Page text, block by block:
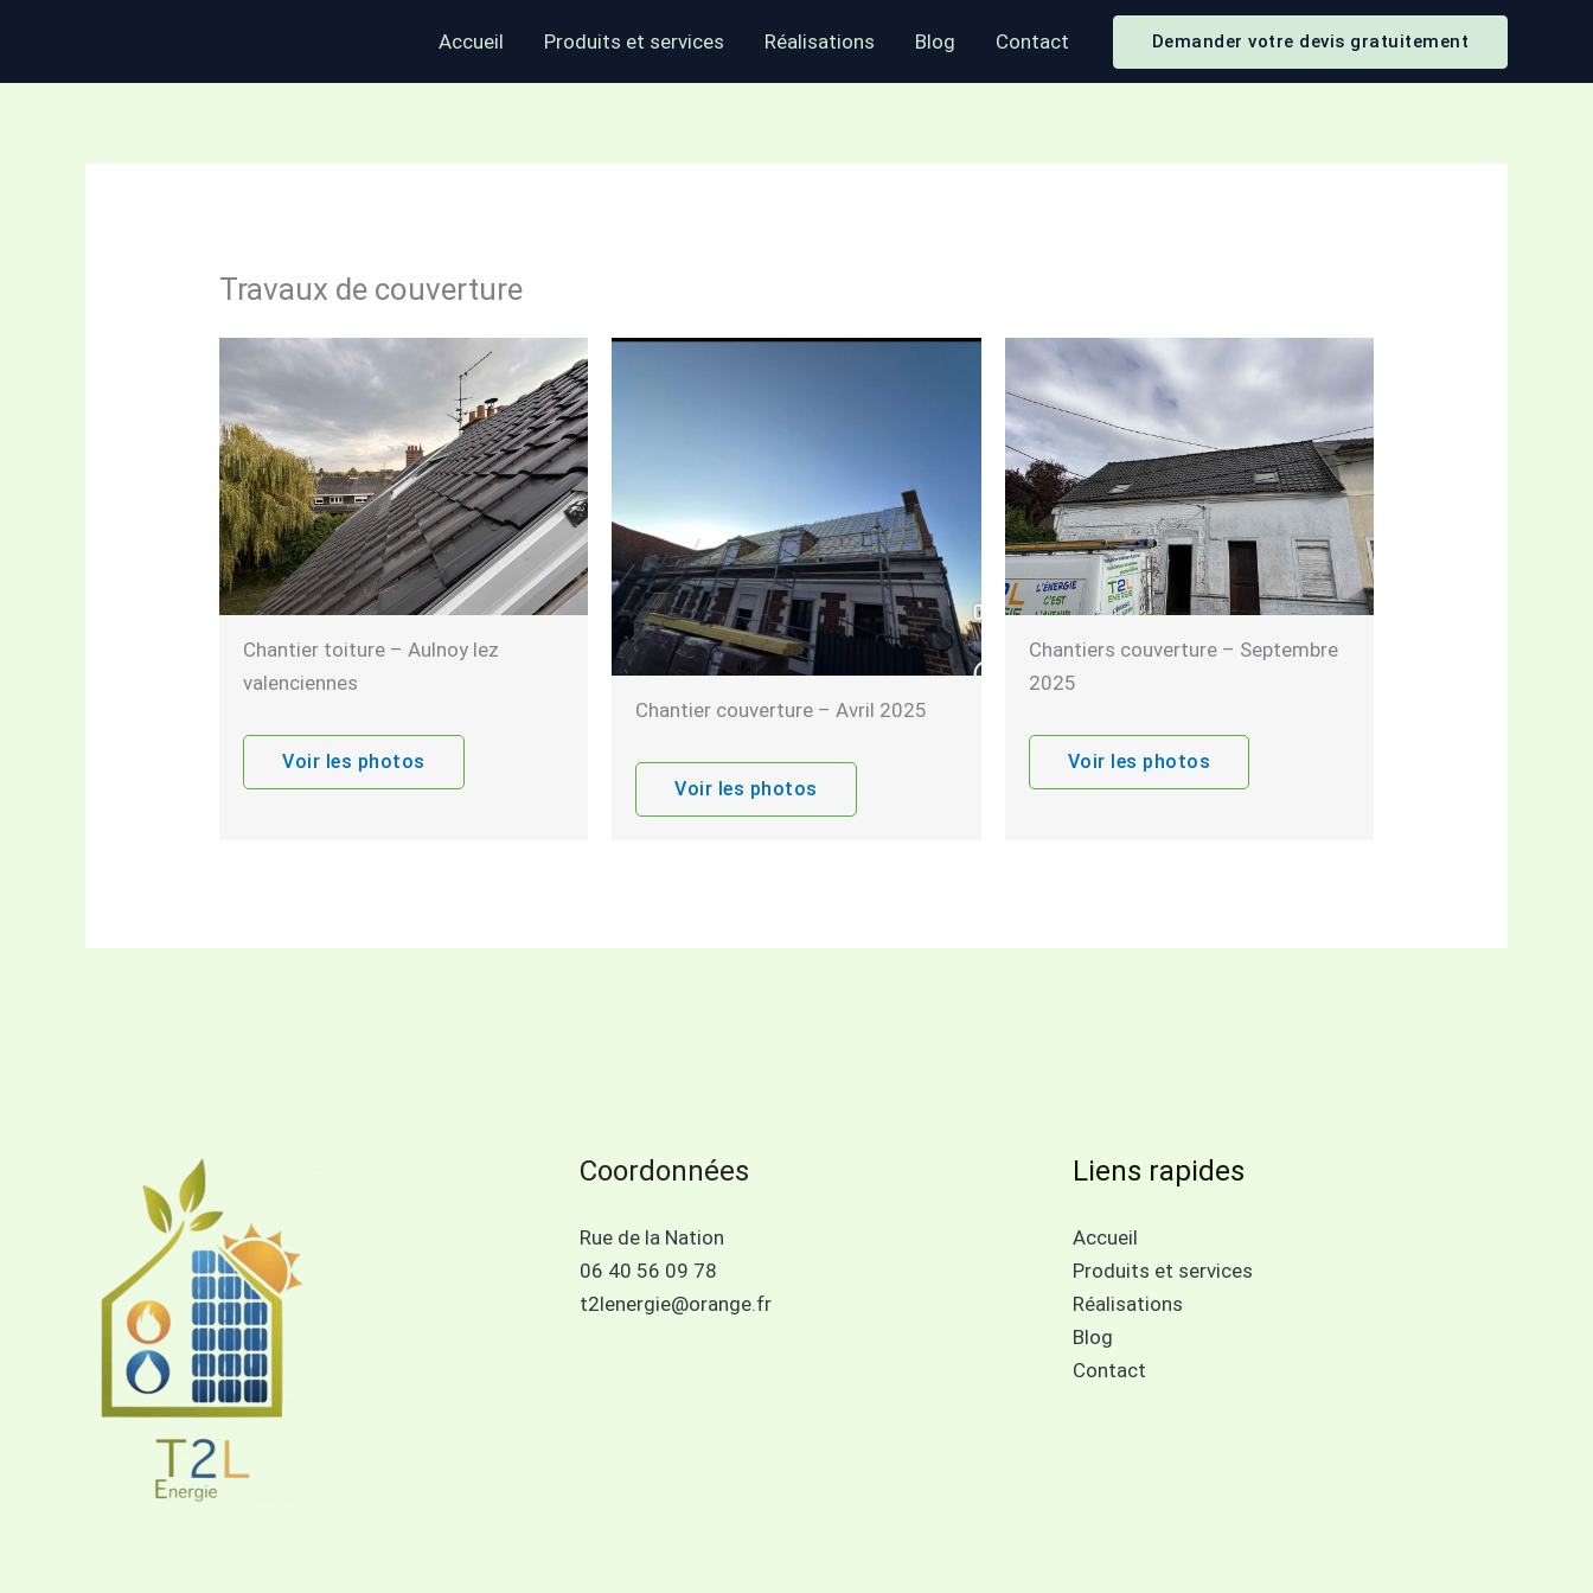
contenu
Accueil Produits et services Réalisations Blog Contact Demander votre devis gratuitement
Travaux de couverture
Chantier toiture – Aulnoy lez
valenciennes
Voir les photos
Chantier couverture – Avril 2025
Voir les photos
Chantiers couverture – Septembre
2025
Voir les photos
Coordonnées
Rue de la Nation
06 40 56 09 78
t2lenergie@orange.fr
Liens rapides
Accueil
Produits et services
Réalisations
Blog
Contact